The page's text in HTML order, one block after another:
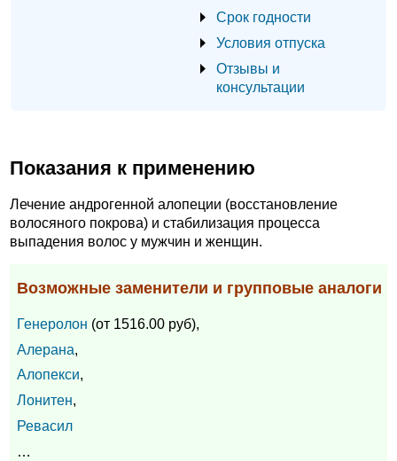
Срок годности
Условия отпуска
Отзывы и
консультации
Показания к применению
Лечение андрогенной алопеции (восстановление
волосяного покрова) и стабилизация процесса
выпадения волос у мужчин и женщин.
Возможные заменители и групповые аналоги
Генеролон (от 1516.00 руб),
Алерана,
Алопекси,
Лонитен,
Ревасил
…